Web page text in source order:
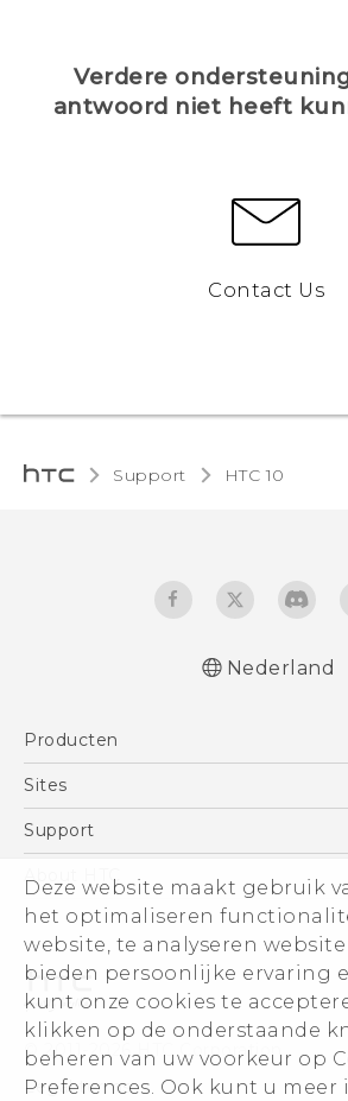
Deze website maakt gebruik
het optimaliseren
website, te analyseren
bieden persoonlijke ervaring
kunt onze cookies te
klikken op de onderstaande
beheren van uw voorkeur op
Preferences. Ook kunt u
Verdere
antwoord niet heeft
Contact Us
Support HTC 10‎
Nederlands -
wettelijke
Deutsch -
Deutsch - Informationen zur
behördliche
English - Quick start
English - User
English - Safety and
Nederland
Producten
Telefoons
Vive
Accessoires
Sites
HTC Vive
Aan de slag
Support
Support voor eCommerce
About HTC
ESG
Informatie over het bedrijf
Voor beleggers (engels)
Cookie Preferences
Vacatures
© 2011-2026 HTC Corporation
Legal terms